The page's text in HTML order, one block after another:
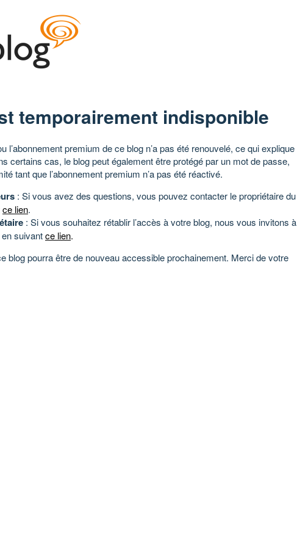
temporairement indisponible
l’abonnement premium de ce blog n’a pas été renouvelé, ce qui explique
certains cas, le blog peut également être protégé par un mot de passe,
tant que l’abonnement premium n’a pas été réactivé.
: Si vous avez des questions, vous pouvez contacter le propriétaire du
ce lien.
: Si vous souhaitez rétablir l’accès à votre blog, nous vous invitons à
suivantce lien.
blog pourra être de nouveau accessible prochainement. Merci de votre